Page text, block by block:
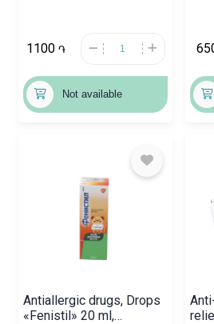
1100 ֏
Not available
Antiallergic drugs, Drops
«Fenistil» 20 ml,